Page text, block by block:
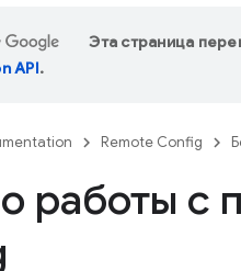
Эта страница
API.
Remote Config
работы с